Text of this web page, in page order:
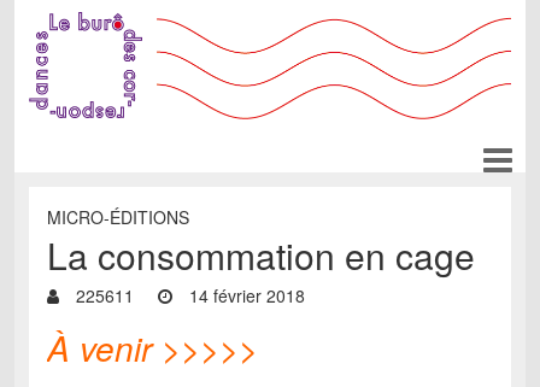
MICRO-ÉDITIONS
La consommation en cage
225611 14 février 2018
À venir >>>>>